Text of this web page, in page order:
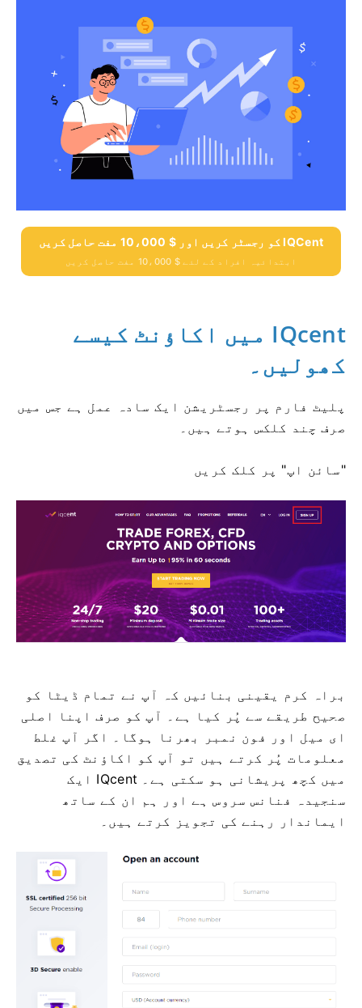
IQCent کو رجسٹر کریں اور $ 10،000 مفت حاصل کریں
ابتدائیہ افراد کے لئے $ 10،000 مفت حاصل کریں
IQcent میں اکاؤنٹ کیسے
کھولیں۔
پلیٹ فارم پر رجسٹریشن ایک سادہ عمل ہے جس میں
صرف چند کلکس ہوتے ہیں۔
"سائن اپ" پر کلک کریں
براہ کرم یقینی بنائیں کہ آپ نے تمام ڈیٹا کو
صحیح طریقے سے پُر کیا ہے۔
آپ کو صرف اپنا اصلی
ای میل اور فون نمبر بھرنا ہوگا۔
اگر آپ غلط
معلومات پُر کرتے ہیں تو آپ کو اکاؤنٹ کی تصدیق
میں کچھ پریشانی ہو سکتی ہے۔
IQcent ایک
سنجیدہ فنانس سروس ہے اور ہم ان کے ساتھ
ایماندار رہنے کی تجویز کرتے ہیں۔